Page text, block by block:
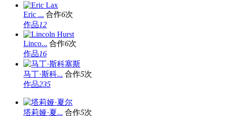
Eric ... 合作6次
作品12
Linco... 合作6次
作品16
马丁·斯科... 合作5次
作品235
塔莉娅·夏... 合作5次